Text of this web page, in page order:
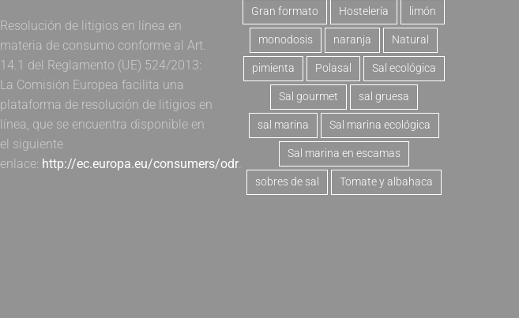
Resolución de litigios en línea en
materia de consumo conforme al Art.
14.1 del Reglamento (UE) 524/2013:
La Comisión Europea facilita una
plataforma de resolución de litigios en
línea, que se encuentra disponible en
el siguiente
enlace: http://ec.europa.eu/consumers/odr.
Gran formato Hostelería limón
monodosis naranja Natural
pimienta Polasal Sal ecológica
Sal gourmet sal gruesa
sal marina Sal marina ecológica
Sal marina en escamas
sobres de sal Tomate y albahaca